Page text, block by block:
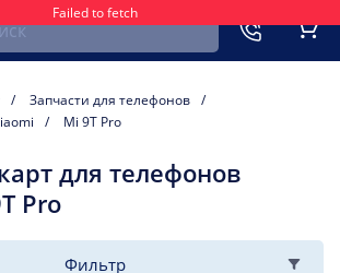
Failed to fetch
для мобильного устройства
Запчасти для телефонов
Mi 9T Pro
для телефонов
Pro
Фильтр